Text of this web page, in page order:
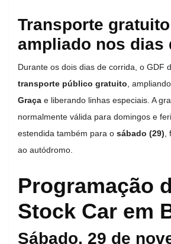
Transporte gratuito
ampliado nos dias
Durante os dois dias de corrida, o GDF
transporte público gratuito ,
Graça e liberando linhas especiais. A
normalmente válida para domingos e
estendida também para o sábado (29)
ao autódromo.
Programação
Stock Car em
Sábado, 29 de